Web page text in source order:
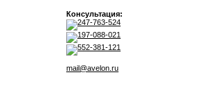
Консультация:
247-763-524
197-088-021
552-381-121
mail@avelon.ru